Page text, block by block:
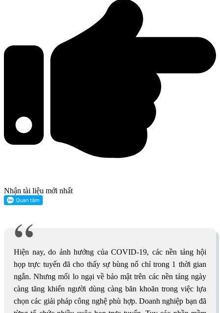
Nhận tài liệu mới nhất
Hiện nay, do ảnh hưởng của COVID-19, các nền tảng hội
họp trực tuyến đã cho thấy sự bùng nổ chỉ trong 1 thời gian
ngắn. Nhưng mối lo ngại về bảo mật trên các nền tảng ngày
càng tăng khiến người dùng càng băn khoăn trong việc lựa
chọn các giải pháp công nghệ phù hợp. Doanh nghiệp bạn đã